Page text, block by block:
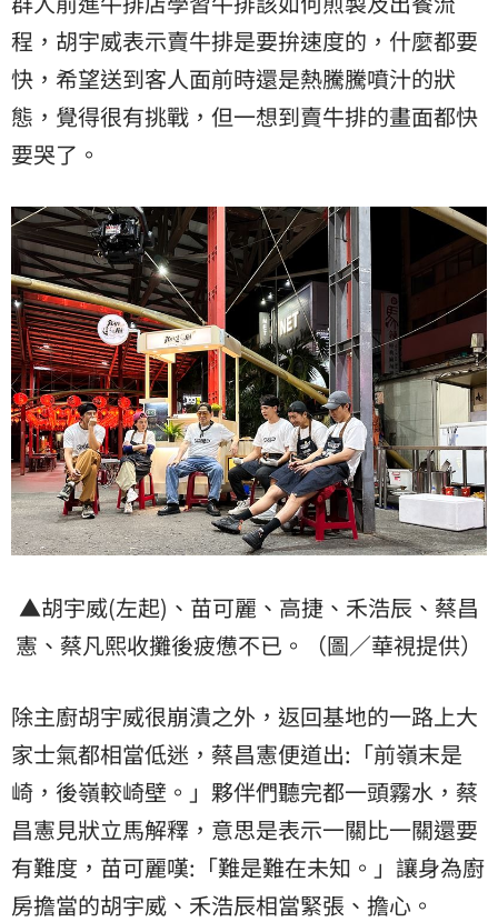
程，胡宇威表示賣牛排是要拚速度的，什麼都要
快，希望送到客人面前時還是熱騰騰噴汁的狀
態，覺得很有挑戰，但一想到賣牛排的畫面都快
要哭了。
▲胡宇威(左起)、苗可麗、高捷、禾浩辰、蔡昌
憲、蔡凡熙收攤後疲憊不已。（圖／華視提供）
除主廚胡宇威很崩潰之外，返回基地的一路上大
家士氣都相當低迷，蔡昌憲便道出:「前嶺末是
崎，後嶺較崎壁。」夥伴們聽完都一頭霧水，蔡
昌憲見狀立馬解釋，意思是表示一關比一關還要
有難度，苗可麗嘆:「難是難在未知。」讓身為廚
房擔當的胡宇威、禾浩辰相當緊張、擔心。